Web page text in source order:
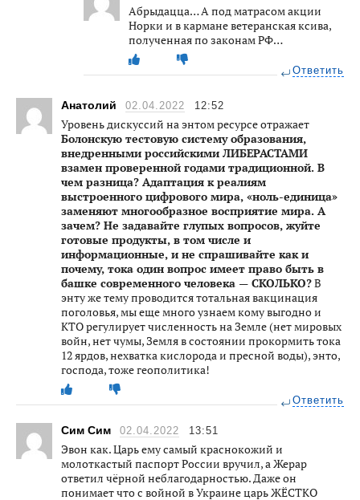
Абрыдацца… А под матрасом акции
Норки и в кармане ветеранская ксива,
полученная по законам РФ…
Ответить
Анатолий 02.04.2022 12:52
Уровень дискуссий на энтом ресурсе отражает
Болонскую тестовую систему образования,
внедренными российскими ЛИБЕРАСТАМИ
взамен проверенной годами традиционной. В
чем разница? Адаптация к реалиям
выстроенного цифрового мира, «ноль-единица»
заменяют многообразное восприятие мира. А
зачем? Не задавайте глупых вопросов, жуйте
готовые продукты, в том числе и
информационные, и не спрашивайте как и
почему, тока один вопрос имеет право быть в
башке современного человека — СКОЛЬКО?В
энту же тему проводится тотальная вакцинация
поголовья, мы еще много узнаем кому выгодно и
КТО регулирует численность на Земле (нет мировых
войн, нет чумы, Земля в состоянии прокормить тока
12 ярдов, нехватка кислорода и пресной воды), энто,
господа, тоже геополитика!
Ответить
Сим Сим 02.04.2022 13:51
Эвон как. Царь ему самый краснокожий и
молоткастый паспорт России вручил, а Жерар
ответил чёрной неблагодарностью. Даже он
понимает что с войной в Украине царь ЖЁСТКО